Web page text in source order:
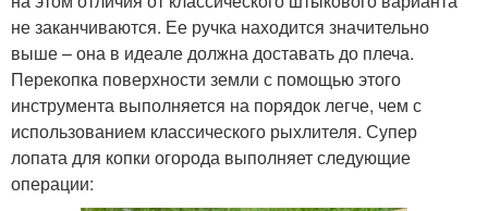
не заканчиваются. Ее ручка находится значительно
выше – она в идеале должна доставать до плеча.
Перекопка поверхности земли с помощью этого
инструмента выполняется на порядок легче, чем с
использованием классического рыхлителя. Супер
лопата для копки огорода выполняет следующие
операции: